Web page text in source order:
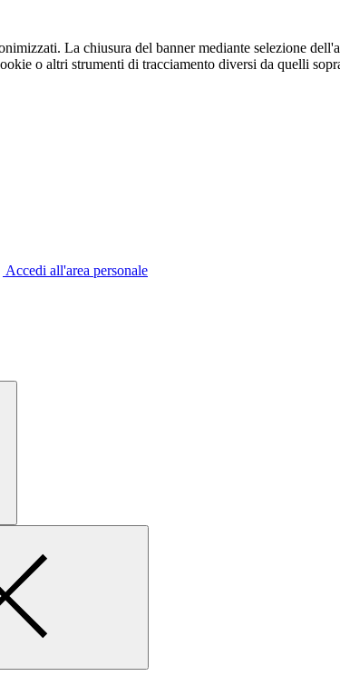
La chiusura del banner mediante selezione
o altri strumenti di tracciamento diversi da quelli
Accedi all'area personale